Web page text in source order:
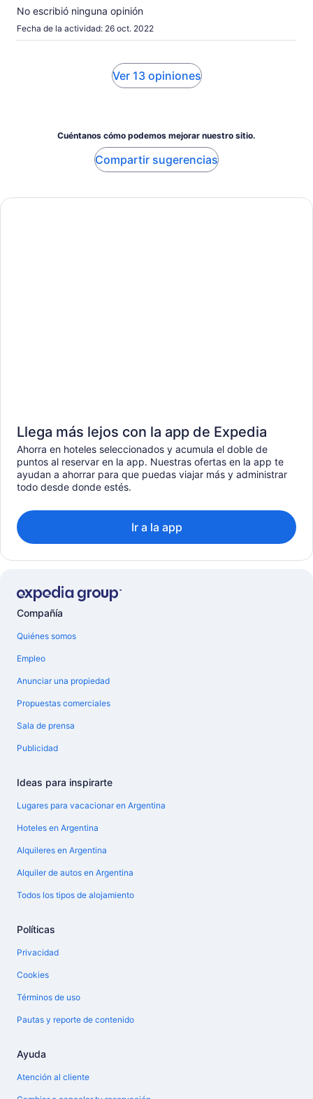
No escribió ninguna opinión
Fecha de la actividad: 26 oct. 2022
Ver 13 opiniones
Cuéntanos cómo podemos mejorar nuestro sitio.
Compartir sugerencias
Llega más lejos con la app de Expedia
Ahorra en hoteles seleccionados y acumula el doble de
puntos al reservar en la app. Nuestras ofertas en la app te
ayudan a ahorrar para que puedas viajar más y administrar
todo desde donde estés.
Ir a la app
Compañía
Quiénes somos
Empleo
Anunciar una propiedad
Propuestas comerciales
Sala de prensa
Publicidad
Ideas para inspirarte
Lugares para vacacionar en Argentina
Hoteles en Argentina
Alquileres en Argentina
Alquiler de autos en Argentina
Todos los tipos de alojamiento
Políticas
Privacidad
Cookies
Términos de uso
Pautas y reporte de contenido
Ayuda
Atención al cliente